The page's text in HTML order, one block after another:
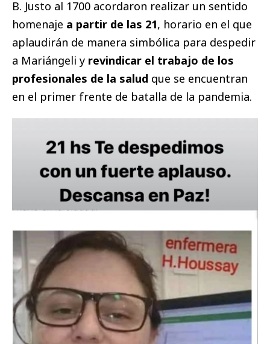
B. Justo al 1700 acordaron realizar un sentido
homenaje a partir de las 21, horario en el que
aplaudirán de manera simbólica para despedir
a Mariángeli y revindicar el trabajo de los
profesionales de la salud que se encuentran
en el primer frente de batalla de la pandemia.